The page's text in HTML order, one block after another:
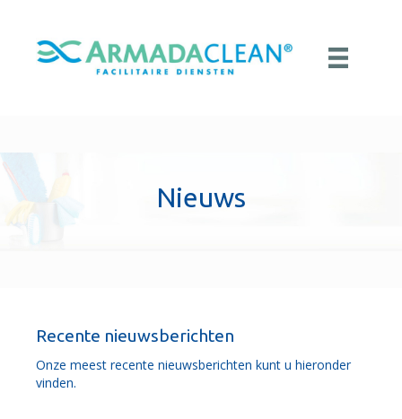
Nieuws
Recente nieuwsberichten
Onze meest recente nieuwsberichten kunt u hieronder
vinden.